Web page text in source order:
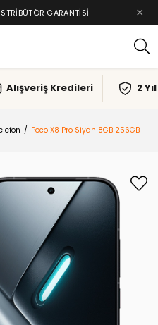
GARANTISI ×
Alışveriş Kredileri 2
Poco X8 Pro Siyah 8GB 256GB